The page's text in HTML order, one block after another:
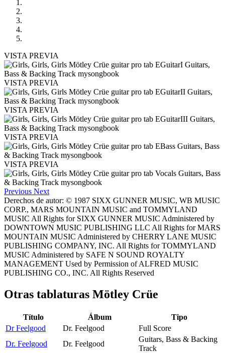
VISTA PREVIA
VISTA PREVIA
VISTA PREVIA
VISTA PREVIA
VISTA PREVIA
Previous Next
Derechos de autor: © 1987 SIXX GUNNER MUSIC, WB MUSIC
CORP., MARS MOUNTAIN MUSIC and TOMMYLAND
MUSIC All Rights for SIXX GUNNER MUSIC Administered by
DOWNTOWN MUSIC PUBLISHING LLC All Rights for MARS
MOUNTAIN MUSIC Administered by CHERRY LANE MUSIC
PUBLISHING COMPANY, INC. All Rights for TOMMYLAND
MUSIC Administered by SAFE N SOUND ROYALTY
MANAGEMENT Used by Permission of ALFRED MUSIC
PUBLISHING CO., INC. All Rights Reserved
Otras tablaturas Mötley Crüe
Título Álbum
Tipo
Dr Feelgood
Dr. Feelgood
Full Score
Dr. Feelgood
Dr. Feelgood
Guitars, Bass & Backing
Track